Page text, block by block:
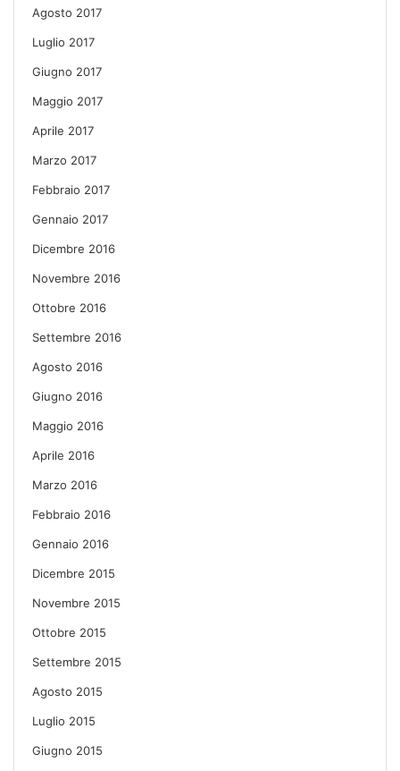
Agosto 2017
Luglio 2017
Giugno 2017
Maggio 2017
Aprile 2017
Marzo 2017
Febbraio 2017
Gennaio 2017
Dicembre 2016
Novembre 2016
Ottobre 2016
Settembre 2016
Agosto 2016
Giugno 2016
Maggio 2016
Aprile 2016
Marzo 2016
Febbraio 2016
Gennaio 2016
Dicembre 2015
Novembre 2015
Ottobre 2015
Settembre 2015
Agosto 2015
Luglio 2015
Giugno 2015